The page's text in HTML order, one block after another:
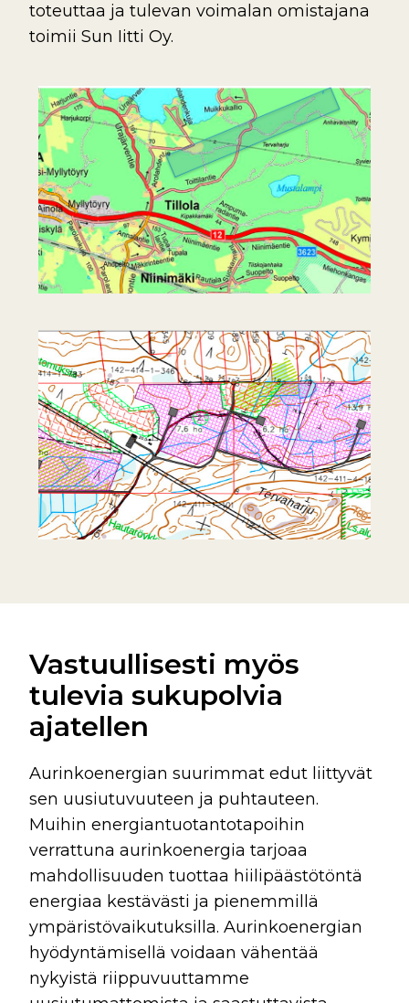
toteuttaa ja tulevan voimalan omistajana
toimii Sun Iitti Oy.
Vastuullisesti myös
tulevia sukupolvia
ajatellen
Aurinkoenergian suurimmat edut liittyvät
sen uusiutuvuuteen ja puhtauteen.
Muihin energiantuotantotapoihin
verrattuna aurinkoenergia tarjoaa
mahdollisuuden tuottaa hiilipäästötöntä
energiaa kestävästi ja pienemmillä
ympäristövaikutuksilla. Aurinkoenergian
hyödyntämisellä voidaan vähentää
nykyistä riippuvuuttamme